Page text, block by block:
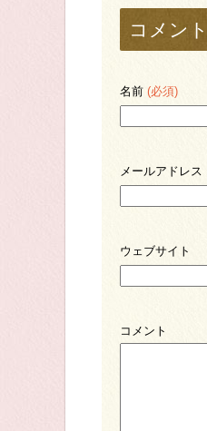
コメン
名前 (必須)
メールアドレス
ウェブサイト
コメント